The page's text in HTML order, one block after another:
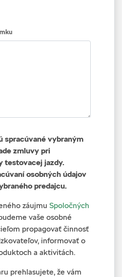
spracúvané vybraným
zmluvy pri
testovacej jazdy.
osobných údajov
predajcu.
záujmu Spoločných
vaše osobné
propagovať činnosť
informovať o
a aktivitách.
prehlasujete, že vám